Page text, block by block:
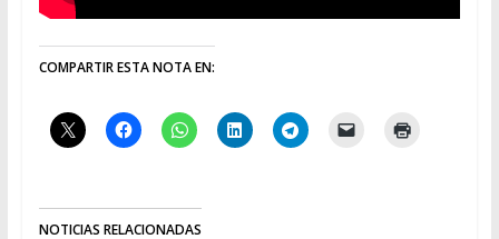
COMPARTIR ESTA NOTA EN:
NOTICIAS RELACIONADAS